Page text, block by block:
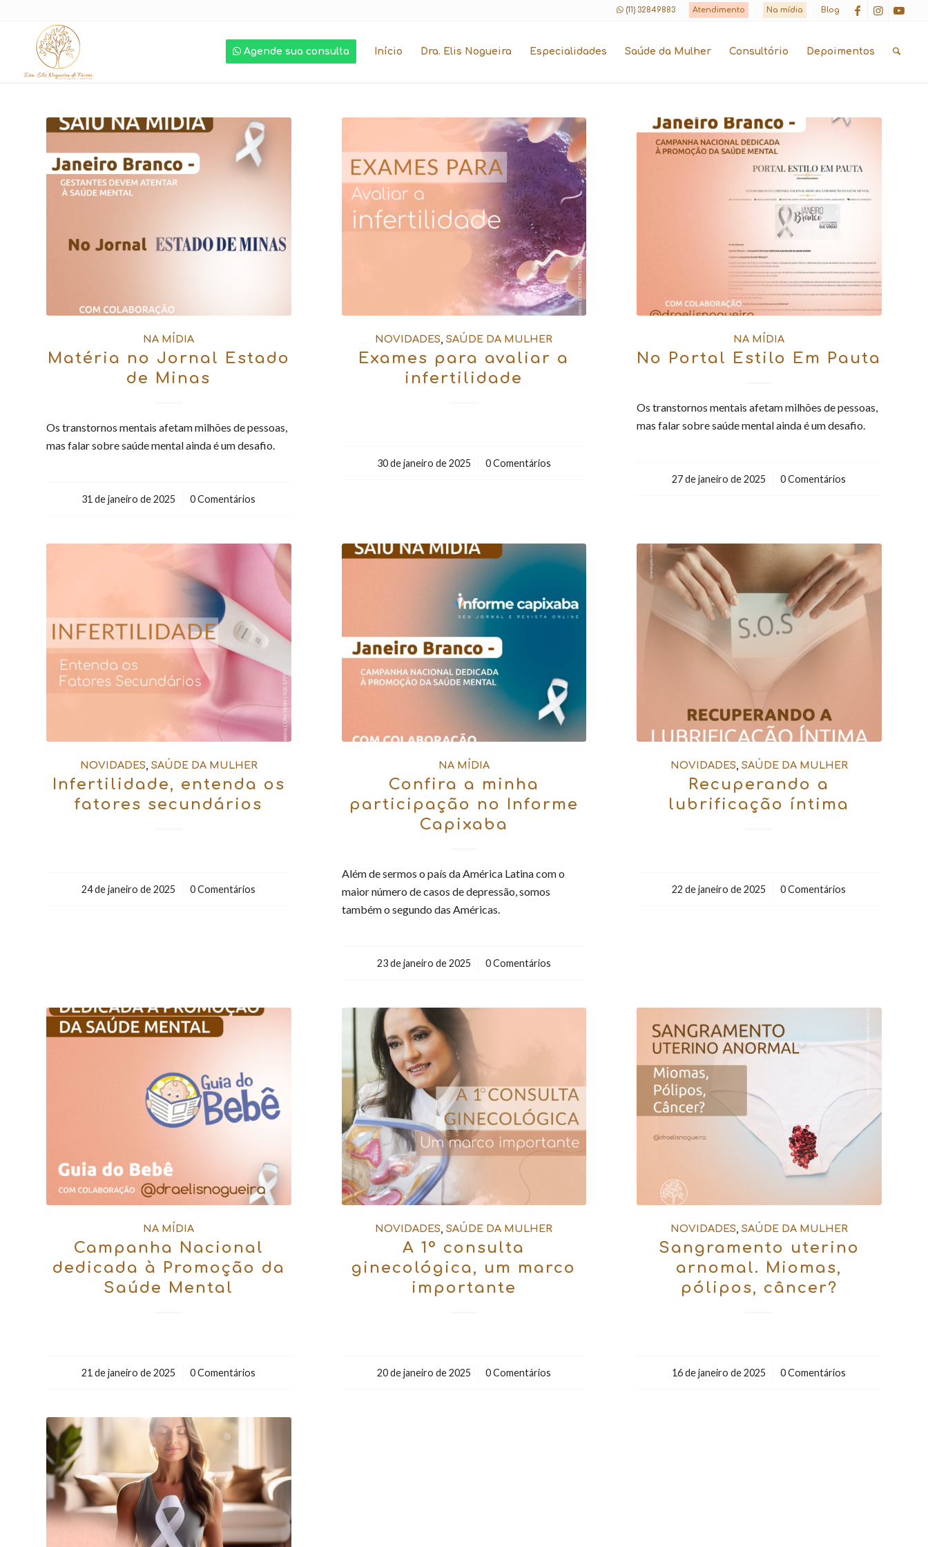
Atendimento Na mídia Blog
(11) 32849883
Agende sua consulta Início Dra. Elis Nogueira Especialidades Saúde da Mulher Consultório Depoimentos
NA MÍDIA
Matéria no Jornal Estado
de Minas
Os transtornos mentais afetam milhões de pessoas,
mas falar sobre saúde mental ainda é um desafio.
31 de janeiro de 2025
/ 0 Comentários
NOVIDADES ,SAÚDE DA MULHER
Exames para avaliar a
infertilidade
30 de janeiro de 2025
/ 0 Comentários
NA MÍDIA
No Portal Estilo Em Pauta
Os transtornos mentais afetam milhões de pessoas,
mas falar sobre saúde mental ainda é um desafio.
27 de janeiro de 2025
/ 0 Comentários
NOVIDADES, SAÚDE DA MULHER
Infertilidade, entenda os
fatores secundários
24 de janeiro de 2025
/ 0 Comentários
NA MÍDIA
Confira a minha
participação no Informe
Capixaba
Além de sermos o país da América Latina com o
maior número de casos de depressão, somos
também o segundo das Américas.
23 de janeiro de 2025
/ 0 Comentários
NOVIDADES, SAÚDE DA MULHER
Recuperando a
lubrificação íntima
22 de janeiro de 2025
/ 0 Comentários
NA MÍDIA
Campanha Nacional
dedicada à Promoção da
Saúde Mental
21 de janeiro de 2025
/ 0 Comentários
NOVIDADES,SAÚDE DA MULHER
A 1° consulta
ginecológica, um marco
importante
20 de janeiro de 2025
/ 0 Comentários
NOVIDADES, SAÚDE DA MULHER
Sangramento uterino
arnomal. Miomas,
pólipos, câncer?
16 de janeiro de 2025
/ 0 Comentários